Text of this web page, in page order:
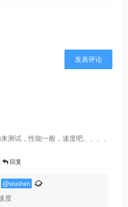
测试，性能一般，速度吧、、、、
回复
@wushen
度